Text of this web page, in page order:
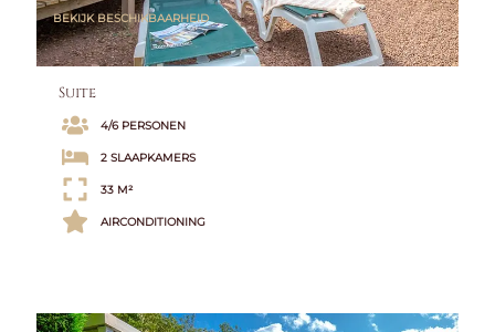
BEKIJK BESCHIKBAARHEID
Suite
4/6 PERSONEN
2 SLAAPKAMERS
33 M²
AIRCONDITIONING